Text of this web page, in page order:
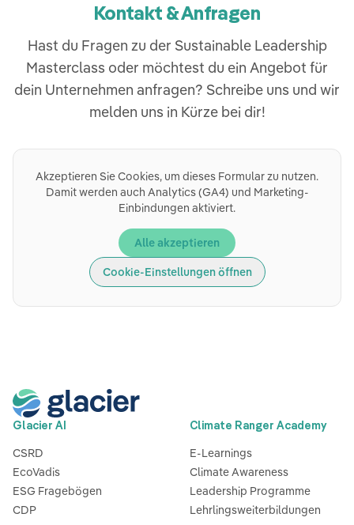
Kontakt & Anfragen
Hast du Fragen zu der Sustainable Leadership
Masterclass oder möchtest du ein Angebot für
dein Unternehmen anfragen? Schreibe uns und wir
melden uns in Kürze bei dir!
Akzeptieren Sie Cookies, um dieses Formular zu nutzen.
Damit werden auch Analytics (GA4) und Marketing-
Einbindungen aktiviert.
Alle akzeptieren
Cookie-Einstellungen öffnen
Glacier AI
CSRD
EcoVadis
ESG Fragebögen
CDP
Climate Ranger Academy
E-Learnings
Climate Awareness
Leadership Programme
Lehrlingsweiterbildungen